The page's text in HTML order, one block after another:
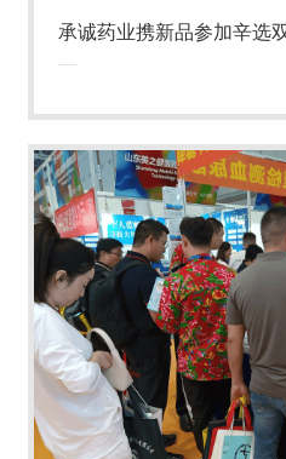
承诚药业携新品参加辛选